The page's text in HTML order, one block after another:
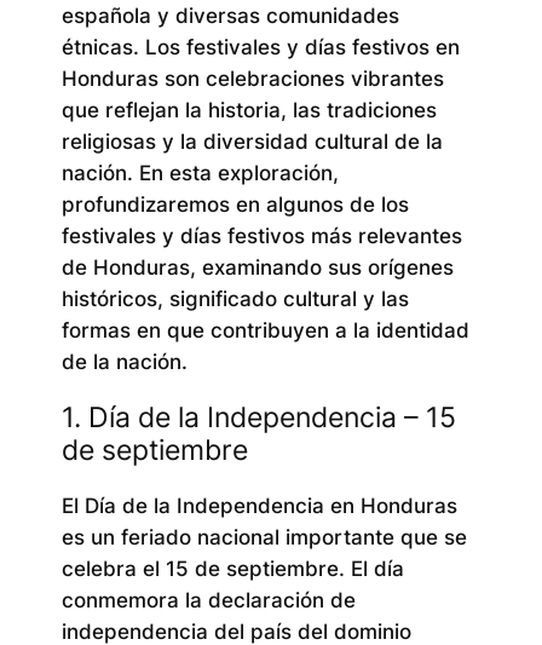
española y diversas comunidades
étnicas. Los festivales y días festivos en
Honduras son celebraciones vibrantes
que reflejan la historia, las tradiciones
religiosas y la diversidad cultural de la
nación. En esta exploración,
profundizaremos en algunos de los
festivales y días festivos más relevantes
de Honduras, examinando sus orígenes
históricos, significado cultural y las
formas en que contribuyen a la identidad
de la nación.
1. Día de la Independencia – 15
de septiembre
El Día de la Independencia en Honduras
es un feriado nacional importante que se
celebra el 15 de septiembre. El día
conmemora la declaración de
independencia del país del dominio